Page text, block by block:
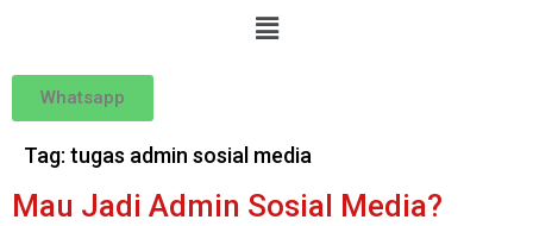
Whatsapp
Tag: tugas admin sosial media
Mau Jadi Admin Sosial Media?